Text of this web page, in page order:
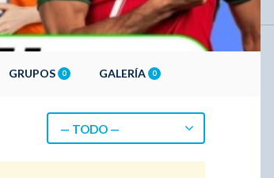
GRUPOS 0 GALERÍA 0
— TODO —